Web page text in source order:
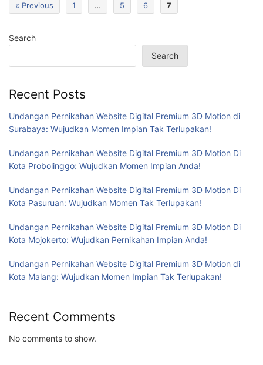
« Previous 1 … 5 6 7
Search
Search
Recent Posts
Undangan Pernikahan Website Digital Premium 3D Motion di
Surabaya: Wujudkan Momen Impian Tak Terlupakan!
Undangan Pernikahan Website Digital Premium 3D Motion Di
Kota Probolinggo: Wujudkan Momen Impian Anda!
Undangan Pernikahan Website Digital Premium 3D Motion Di
Kota Pasuruan: Wujudkan Momen Tak Terlupakan!
Undangan Pernikahan Website Digital Premium 3D Motion Di
Kota Mojokerto: Wujudkan Pernikahan Impian Anda!
Undangan Pernikahan Website Digital Premium 3D Motion di
Kota Malang: Wujudkan Momen Impian Tak Terlupakan!
Recent Comments
No comments to show.